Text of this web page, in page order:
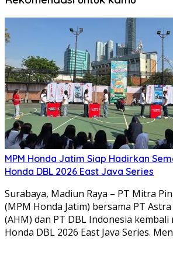
MPM Honda Jatim Siap Hadirkan
Honda DBL 2026 East Java Series
Surabaya, Madiun Raya – PT Mitra
(MPM Honda Jatim) bersama PT
(AHM) dan PT DBL Indonesia
Honda DBL 2026 East Java Series.